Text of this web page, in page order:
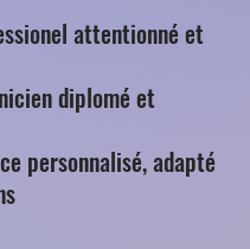
attentionné et
diplomé et
personnalisé, adapté